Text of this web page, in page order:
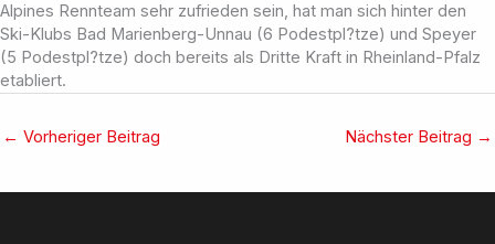
Alpines Rennteam sehr zufrieden sein, hat man sich hinter den
Ski-Klubs Bad Marienberg-Unnau (6 Podestpl?tze) und Speyer
(5 Podestpl?tze) doch bereits als Dritte Kraft in Rheinland-Pfalz
etabliert.
← Vorheriger Beitrag Nächster Beitrag →